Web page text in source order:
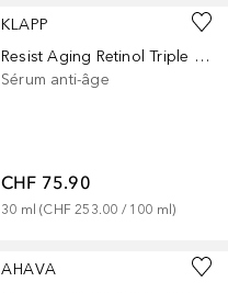
KLAPP
Resist Aging Retinol Triple Action Pro Age Serum
Sérum anti-âge
CHF 75.90
30 ml (CHF 253.00 / 100 ml)
AHAVA